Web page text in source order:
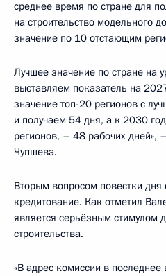
среднее время по стране для
на строительство модельного
значение по 10 отстающим
Лучшее значение по стране
выставляем показатель на
значение топ-20 регионов с
и получаем 54 дня, а к 2030
регионов, – 48 рабочих дней»,
Чупшева.
Вторым вопросом повестки дня
кредитование. Как отметил
является серьёзным стимулом
строительства.
«В адрес комиссии в последнее